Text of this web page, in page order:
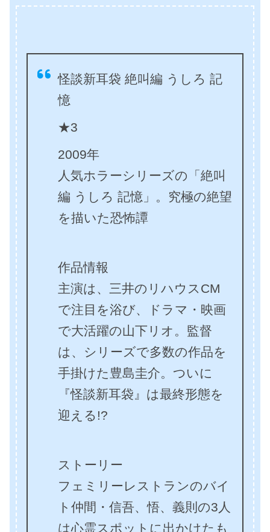
怪談新耳袋 絶叫編 うしろ 記
憶
★3
2009年
人気ホラーシリーズの「絶叫
編 うしろ 記憶」。究極の絶望
を描いた恐怖譚
作品情報
主演は、三井のリハウスCM
で注目を浴び、ドラマ・映画
で大活躍の山下リオ。監督
は、シリーズで多数の作品を
手掛けた豊島圭介。ついに
『怪談新耳袋』は最終形態を
迎える!?
ストーリー
フェミリーレストランのバイ
ト仲間・信吾、悟、義則の3人
は心霊スポットに出かけたも